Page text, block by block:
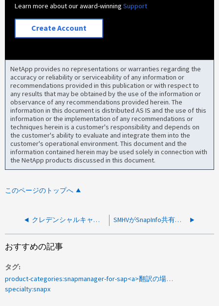
Learn more about our award-winningSupport
Create Account
NetApp provides no representations or warranties regarding the
accuracy or reliability or serviceability of any information or
recommendations provided in this publication or with respect to
any results that may be obtained by the use of the information or
observance of any recommendations provided herein. The
information in this document is distributed AS IS and the use of this
information or the implementation of any recommendations or
techniques herein is a customer's responsibility and depends on
the customer's ability to evaluate and integrate them into the
customer's operational environment. This document and the
information contained herein may be used solely in connection with
the NetApp products discussed in this document.
このページのトップへ
クレデンシャルキャッシュにプロファイルとリポジトリのマッピングがないために、 SMO または SMSAP で BRBACKUP 、 smo backup 、または SMSAP のバックアップが失敗する SMHVがSnapInfo共有を見つけられない場所でバックアップが失敗します
おすすめの記事
タグ
product-categories:snapmanager-for-sap<a>翻訳の場合</a>
specialty:snapx